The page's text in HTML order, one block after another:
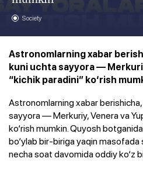
Society
Astronomlarning xabar
kuni uchta sayyora —
“kichik paradini” ko‘rish
Astronomlarning xabar
sayyora — Merkuriy, Venera va
ko‘rish mumkin. Quyosh
bo‘ylab bir-biriga yaqin
necha soat davomida oddiy ko‘z